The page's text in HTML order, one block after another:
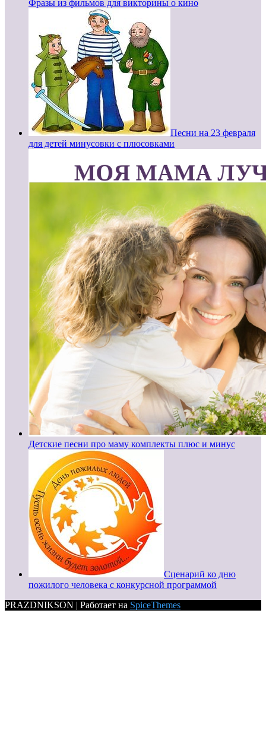
Фразы из фильмов для викторины о кино
Песни на 23 февраля
для детей минусовки с плюсовками
Детские песни про маму комплекты плюс и минус
Сценарий ко дню
пожилого человека с конкурсной программой
PRAZDNIKSON | Работает на SpiceThemes